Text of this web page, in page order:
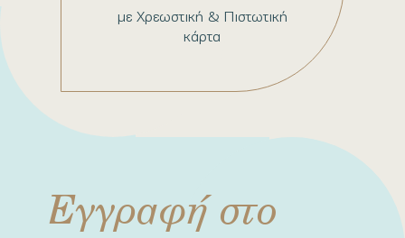
με Χρεωστική & Πιστωτική
κάρτα
Εγγραφή στο